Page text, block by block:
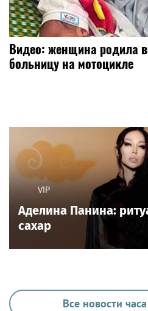
Видео: женщина родила
больницу на мотоцикле
VIP
Аделина Панина:
сахар
Все новости